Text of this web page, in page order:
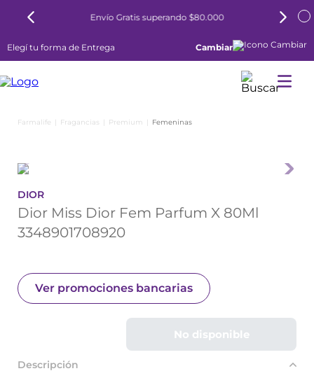
Envío Gratis superando $80.000
Elegí tu forma de Entrega Cambiar
Fragancias Premium Femeninas
DIOR
Dior Miss Dior Fem Parfum X 80Ml
3348901708920
Ver promociones bancarias
No disponible
Descripción